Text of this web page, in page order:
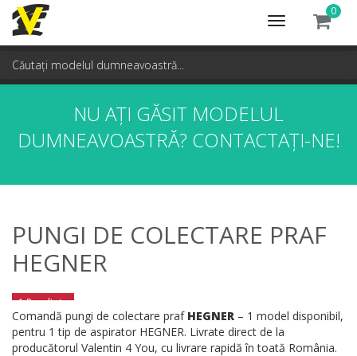
Toggle
navigation
0
NU AȚI GĂSIT MODELUL
DUMNEAVOASTRĂ? CONTACTAȚI-NE!
PUNGI DE COLECTARE PRAF
HEGNER
1 Rezultate
Comandă pungi de colectare praf HEGNER – 1 model disponibil,
pentru 1 tip de aspirator HEGNER. Livrate direct de la
producătorul Valentin 4 You, cu livrare rapidă în toată România.